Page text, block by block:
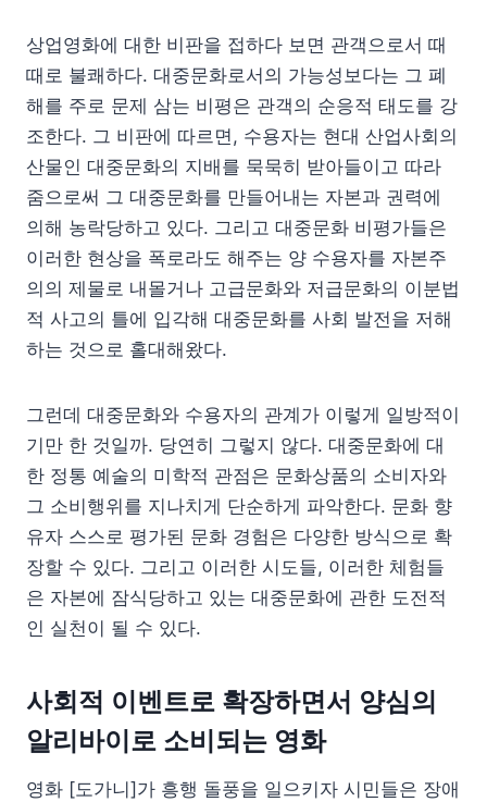
상업영화에 대한 비판을 접하다 보면 관객으로서 때
때로 불쾌하다. 대중문화로서의 가능성보다는 그 폐
해를 주로 문제 삼는 비평은 관객의 순응적 태도를 강
조한다. 그 비판에 따르면, 수용자는 현대 산업사회의
산물인 대중문화의 지배를 묵묵히 받아들이고 따라
줌으로써 그 대중문화를 만들어내는 자본과 권력에
의해 농락당하고 있다. 그리고 대중문화 비평가들은
이러한 현상을 폭로라도 해주는 양 수용자를 자본주
의의 제물로 내몰거나 고급문화와 저급문화의 이분법
적 사고의 틀에 입각해 대중문화를 사회 발전을 저해
하는 것으로 홀대해왔다.
그런데 대중문화와 수용자의 관계가 이렇게 일방적이
기만 한 것일까. 당연히 그렇지 않다. 대중문화에 대
한 정통 예술의 미학적 관점은 문화상품의 소비자와
그 소비행위를 지나치게 단순하게 파악한다. 문화 향
유자 스스로 평가된 문화 경험은 다양한 방식으로 확
장할 수 있다. 그리고 이러한 시도들, 이러한 체험들
은 자본에 잠식당하고 있는 대중문화에 관한 도전적
인 실천이 될 수 있다.
사회적 이벤트로 확장하면서 양심의
알리바이로 소비되는 영화
영화 [도가니]가 흥행 돌풍을 일으키자 시민들은 장애